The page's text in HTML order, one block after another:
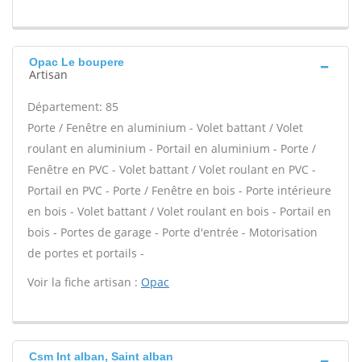
Opac Le boupere
Artisan
Département: 85
Porte / Fenêtre en aluminium - Volet battant / Volet
roulant en aluminium - Portail en aluminium - Porte /
Fenêtre en PVC - Volet battant / Volet roulant en PVC -
Portail en PVC - Porte / Fenêtre en bois - Porte intérieure
en bois - Volet battant / Volet roulant en bois - Portail en
bois - Portes de garage - Porte d'entrée - Motorisation
de portes et portails -
Voir la fiche artisan : Opac
Csm Int alban, Saint alban